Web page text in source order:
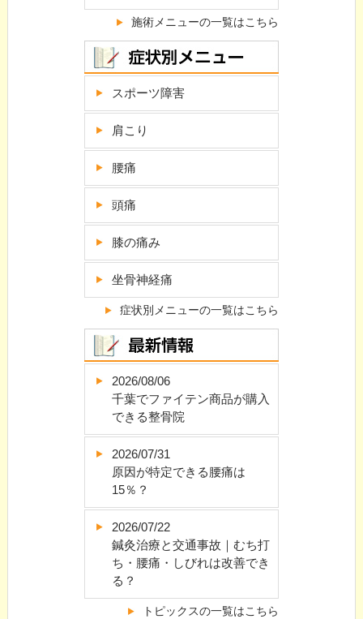
施術メニューの一覧はこちら
スポーツ障害
肩こり
腰痛
頭痛
膝の痛み
坐骨神経痛
症状別メニューの一覧はこちら
2026/08/06
千葉でファイテン商品が購入
できる整骨院
2026/07/31
原因が特定できる腰痛は
15％？
2026/07/22
鍼灸治療と交通事故｜むち打
ち・腰痛・しびれは改善でき
る？
トピックスの一覧はこちら